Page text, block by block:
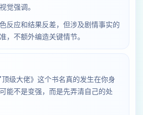
觉强调。
反应和结果反差，但涉及剧情事实的
，不额外编造关键情节。
级大佬》这个书名真的发生在你身
能不是变强，而是先弄清自己的处